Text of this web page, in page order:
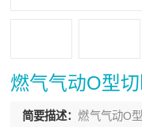
燃气气动O型
简要描述：燃气气动O